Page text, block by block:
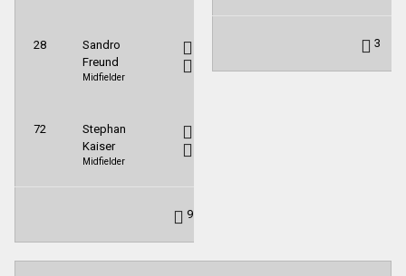
28
Sandro
Freund
Midfielder
72
Stephan
Kaiser
Midfielder
9
3